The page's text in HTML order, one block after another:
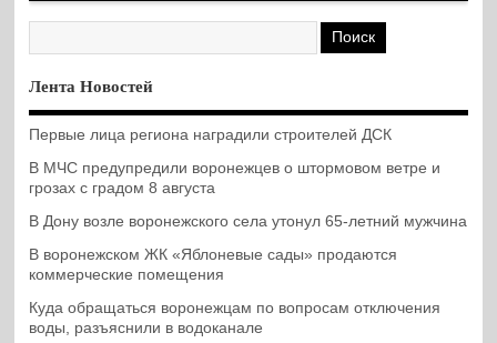
Лента Новостей
Первые лица региона наградили строителей ДСК
В МЧС предупредили воронежцев о штормовом ветре и
грозах с градом 8 августа
В Дону возле воронежского села утонул 65-летний мужчина
В воронежском ЖК «Яблоневые сады» продаются
коммерческие помещения
Куда обращаться воронежцам по вопросам отключения
воды, разъяснили в водоканале